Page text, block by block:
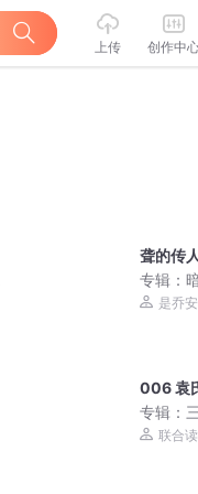
上传 创作中
聋的传人
专辑：
是乔
006 袁
专辑：
联合